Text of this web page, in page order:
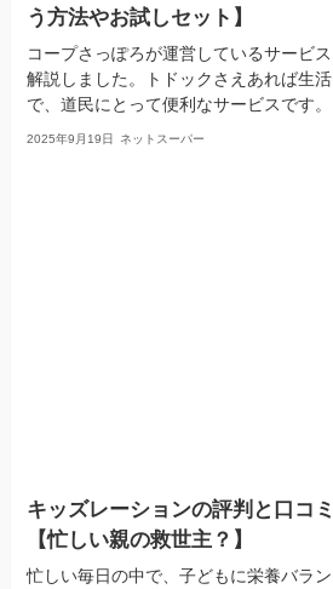
う方法やお試しセット】
コープさっぽろが運営しているサービ
解説しました。トドックさえあれば生
で、道民にとって便利なサービスです。
2025年9月19日 ネットスーパー
キッズレーションの評判と口コ
【忙しい親の救世主？】
忙しい毎日の中で、子どもに栄養バラ